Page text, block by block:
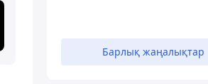
Барлық жаңалықтар